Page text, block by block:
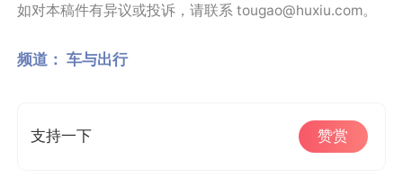
如对本稿件有异议或投诉，请联系 tougao@huxiu.com。
频道： 车与出行
支持一下 赞赏